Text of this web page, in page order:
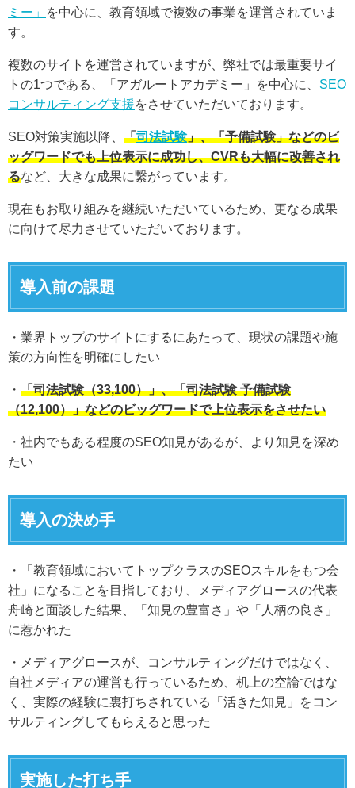
ミー」
を中心に、教育領域で複数の事業を運営されていま
す。
複数のサイトを運営されていますが、弊社では最重要サイ
トの1つである、「アガルートアカデミー」を中心に、 SEO
コンサルティング支援をさせていただいております。
SEO対策実施以降、 「司法試験」、「予備試験」などのビ
ッグワードでも上位表示に成功し、CVRも大幅に改善され
るなど、大きな成果に繋がっています。
現在もお取り組みを継続いただいているため、更なる成果
に向けて尽力させていただいております。
導入前の課題
・業界トップのサイトにするにあたって、現状の課題や施
策の方向性を明確にしたい
・ 「司法試験（33,100）」、「司法試験 予備試験
（12,100）」などのビッグワードで上位表示をさせたい
・社内でもある程度のSEO知見があるが、より知見を深め
たい
導入の決め手
・「教育領域においてトップクラスのSEOスキルをもつ会
社」になることを目指しており、メディアグロースの代表
舟崎と面談した結果、「知見の豊富さ」や「人柄の良さ」
に惹かれた
・メディアグロースが、コンサルティングだけではなく、
自社メディアの運営も行っているため、机上の空論ではな
く、実際の経験に裏打ちされている「活きた知見」をコン
サルティングしてもらえると思った
実施した打ち手